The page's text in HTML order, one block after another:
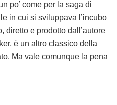
po’ come per la saga di
in cui si sviluppava l’incubo
diretto e prodotto dall’autore
è un altro classico della
Ma vale comunque la pena